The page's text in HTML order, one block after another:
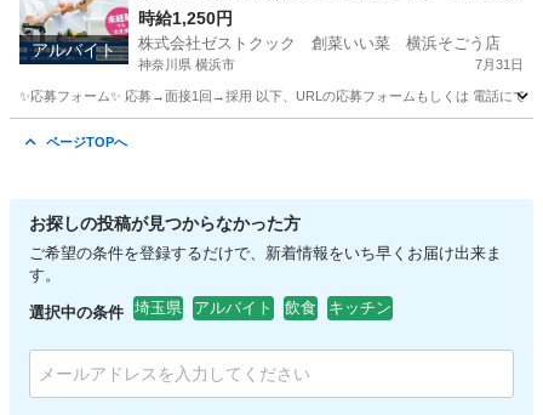
アルバイト
内ok
時給1,250円
株式会社ゼストクック 創菜いい菜 横浜そごう店
神奈川県 横浜市 7月31日
✨応募フォーム✨ 応募→面接1回→採用 以下、URLの応募フォームもしくは 電話にて
ページTOPへ
お探しの投稿が見つからなかった方
ご希望の条件を登録するだけで、新着情報をいち早くお届け出来ま
す。
選択中の条件 埼玉県 アルバイト 飲食 キッチン